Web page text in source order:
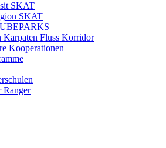
SKAT
SKAT
Karpaten Fluss Korridor
Kooperationen
Ranger